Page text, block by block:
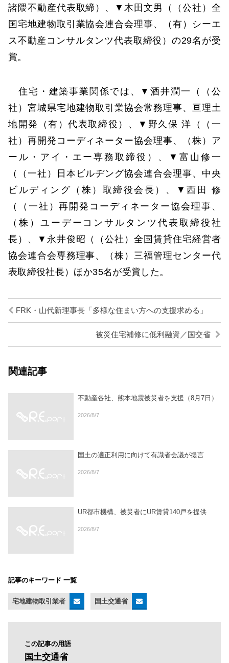
諸隈不動産代表取締）、▼木田文男（（公社）全
国宅地建物取引業協会連合会理事、（有）シーエ
ス不動産コンサルタンツ代表取締役）の29名が受
賞。
住宅・建築事業関係では、▼酒井潤一（（公
社）宮城県宅地建物取引業協会常務理事、亘理土
地開発（有）代表取締役）、▼野久保 洋（（一
社）再開発コーディネーター協会理事、（株）ア
ール・アイ・エー専務取締役）、▼富山修一
（（一社）日本ビルヂング協会連合会理事、中央
ビルディング（株）取締役会長）、▼西田 修
（（一社）再開発コーディネーター協会理事、
（株）ユーデーコンサルタンツ代表取締役社
長）、▼永井俊昭（（公社）全国賃貸住宅経営者
協会連合会専務理事、（株）三福管理センター代
表取締役社長）ほか35名が受賞した。
FRK・山代新理事長「多様な住まい方への支援求める」
被災住宅補修に低利融資／国交省
関連記事
不動産各社、熊本地震被災者を支援（8月7日）
2026/8/7
国土の適正利用に向けて有識者会議が提言
2026/8/7
UR都市機構、被災者にUR賃貸140戸を提供
2026/8/7
記事のキーワード 一覧
宅地建物取引業者 国土交通省
この記事の用語
国土交通省